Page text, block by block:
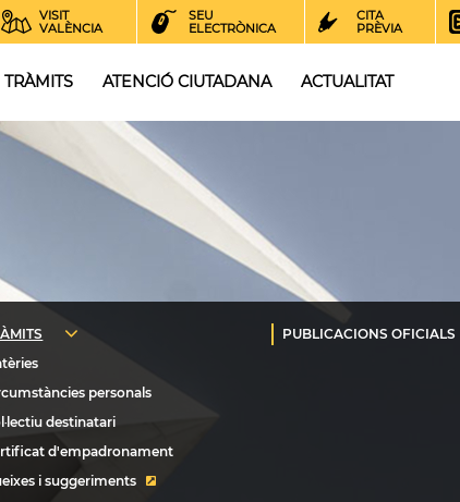
VISIT
VALÈNCIA
SEU
ELECTRÒNICA
CITA
PRÈVIA
TRÀMITS ATENCIÓ CIUTADANA ACTUALITAT
i suggeriments